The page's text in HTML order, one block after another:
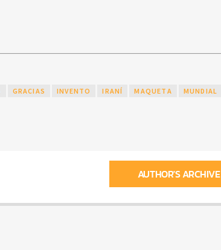
GRACIAS INVENTO IRANÍ MAQUETA MUNDIAL
AUTHOR'S ARCHIVE